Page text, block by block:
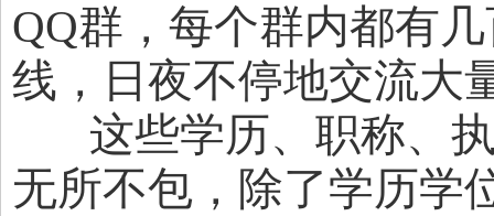
QQ群，每个群内都有
线，日夜不停地交流大
这些学历、职称、执
无所不包，除了学历学